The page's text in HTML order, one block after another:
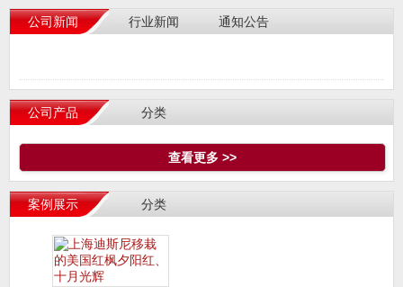
公司新闻 行业新闻 通知公告
公司产品 分类
查看更多 >>
案例展示 分类